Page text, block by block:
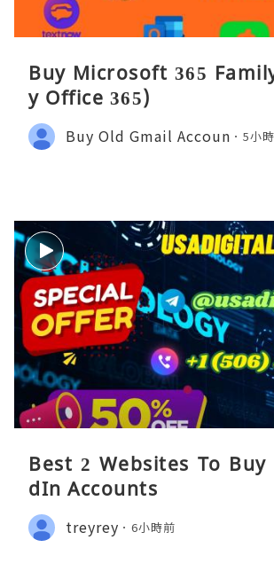
Buy Microsoft 365
y Office 365)
Buy Old Gmail Accoun 5小
Best 2 Websites To
dIn Accounts
treyrey 6小時前